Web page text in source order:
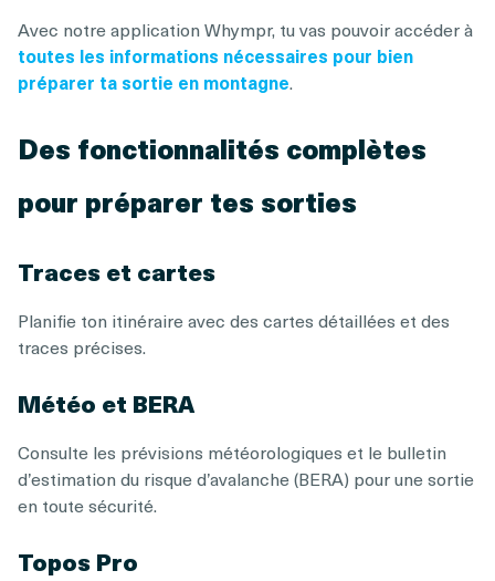
Avec notre application Whympr, tu vas pouvoir accéder à
toutes les informations nécessaires pour bien
préparer ta sortie en montagne.
Des fonctionnalités complètes
pour préparer tes sorties
Traces et cartes
Planifie ton itinéraire avec des cartes détaillées et des
traces précises.
Météo et BERA
Consulte les prévisions météorologiques et le bulletin
d’estimation du risque d’avalanche (BERA) pour une sortie
en toute sécurité.
Topos Pro